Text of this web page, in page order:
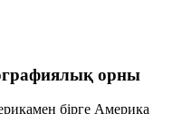
орны
бірге Америка